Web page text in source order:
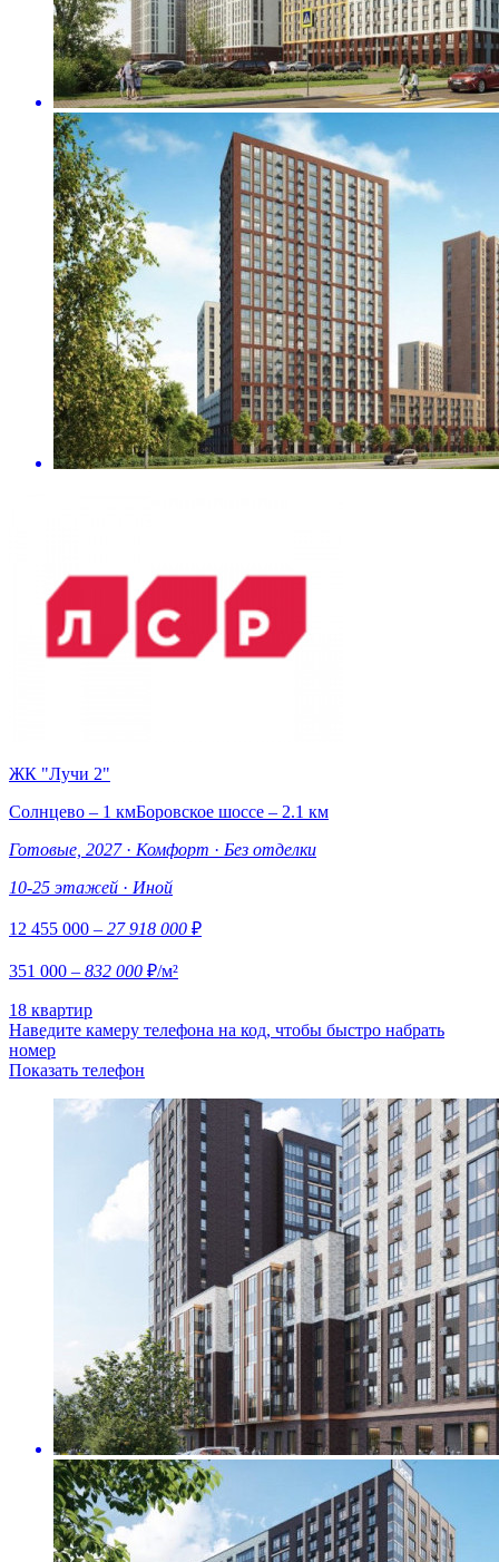
ЖК "Лучи 2"
Солнцево – 1 кмБоровское шоссе – 2.1 км
Готовые, 2027 · Комфорт · Без отделки
10-25 этажей · Иной
12 455 000 – 27 918 000 ₽
351 000 – 832 000 ₽/м²
18 квартир
Наведите камеру телефона на код, чтобы быстро набрать
номер
Показать телефон